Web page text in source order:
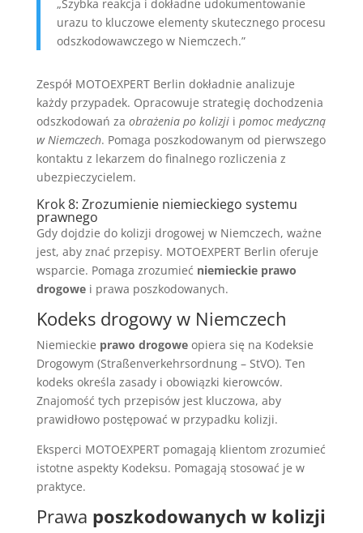
„Szybka reakcja i dokładne udokumentowanie
urazu to kluczowe elementy skutecznego procesu
odszkodowawczego w Niemczech.”
Zespół MOTOEXPERT Berlin dokładnie analizuje
każdy przypadek. Opracowuje strategię dochodzenia
odszkodowań za obrażenia po kolizjii pomoc medyczną
w Niemczech. Pomaga poszkodowanym od pierwszego
kontaktu z lekarzem do finalnego rozliczenia z
ubezpieczycielem.
Krok 8: Zrozumienie niemieckiego systemu
prawnego
Gdy dojdzie do kolizji drogowej w Niemczech, ważne
jest, aby znać przepisy. MOTOEXPERT Berlin oferuje
wsparcie. Pomaga zrozumieć niemieckie prawo
drogowei prawa poszkodowanych.
Kodeks drogowy w Niemczech
Niemieckie prawo drogoweopiera się na Kodeksie
Drogowym (Straßenverkehrsordnung – StVO). Ten
kodeks określa zasady i obowiązki kierowców.
Znajomość tych przepisów jest kluczowa, aby
prawidłowo postępować w przypadku kolizji.
Eksperci MOTOEXPERT pomagają klientom zrozumieć
istotne aspekty Kodeksu. Pomagają stosować je w
praktyce.
Prawa poszkodowanych w kolizji